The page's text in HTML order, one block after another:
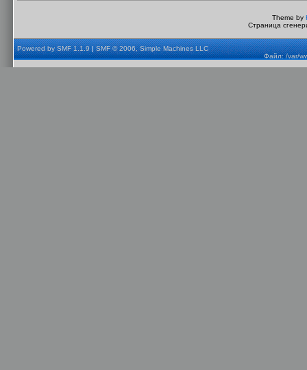
Theme by
Страница
Powered by SMF 1.1.9|SMF © 2006, Simple Machines LLC
Файл: /var/